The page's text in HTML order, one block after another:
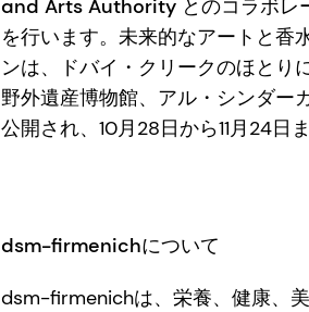
and Arts Authority とのコラボレ
を行います。未来的なアートと香
ンは、ドバイ・クリークのほとり
野外遺産博物館、 アル・シンダー
公開され、10月28日から11月24日
dsm-firmenichについて
dsm-firmenichは、栄養、健康、